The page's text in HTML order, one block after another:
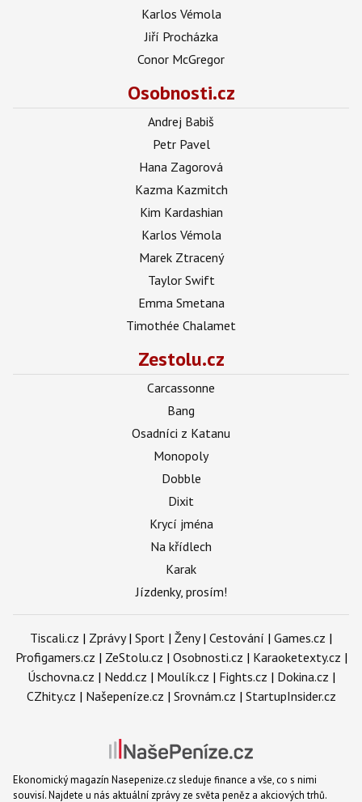
Karlos Vémola
Jiří Procházka
Conor McGregor
Osobnosti.cz
Andrej Babiš
Petr Pavel
Hana Zagorová
Kazma Kazmitch
Kim Kardashian
Karlos Vémola
Marek Ztracený
Taylor Swift
Emma Smetana
Timothée Chalamet
Zestolu.cz
Carcassonne
Bang
Osadníci z Katanu
Monopoly
Dobble
Dixit
Krycí jména
Na křídlech
Karak
Jízdenky, prosím!
Tiscali.cz | Zprávy| Sport | Ženy| Cestování | Games.cz |
Profigamers.cz | ZeStolu.cz | Osobnosti.cz | Karaoketexty.cz |
Úschovna.cz | Nedd.cz | Moulík.cz | Fights.cz | Dokina.cz |
CZhity.cz | Našepeníze.cz | Srovnám.cz | StartupInsider.cz
Ekonomický magazín Nasepenize.cz sleduje finance a vše, co s nimi
souvisí. Najdete u nás aktuální zprávy ze světa peněz a akciových trhů.